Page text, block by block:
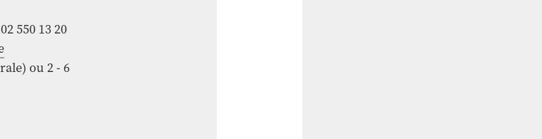
550 13 20
ou 2 - 6